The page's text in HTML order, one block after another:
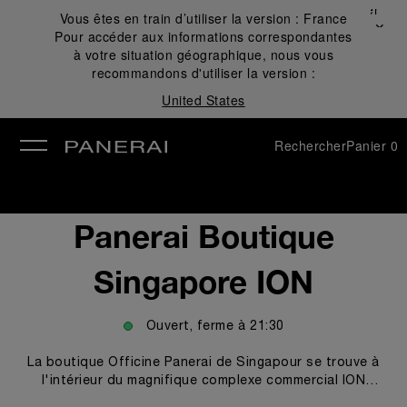
Vous êtes en train d’utiliser la version : France
Pour accéder aux informations correspondantes
à votre situation géographique, nous vous
recommandons d'utiliser la version :
United States
Fermer
✕
RechercherPanier 0
Panerai Boutique
Singapore ION
Ouvert, ferme à 21:30
La boutique Officine Panerai de Singapour se trouve à
l'intérieur du magnifique complexe commercial ION